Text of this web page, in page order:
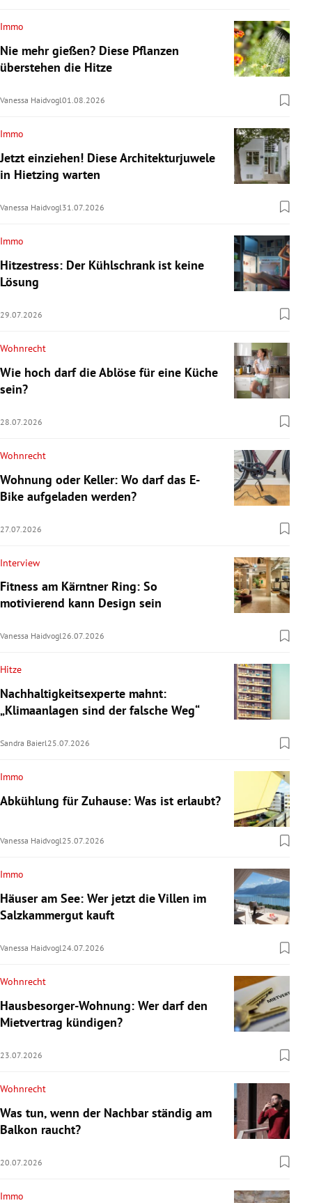
Immo
Nie mehr gießen? Diese Pflanzen
überstehen die Hitze
Vanessa Haidvogl01.08.2026
Immo
Jetzt einziehen! Diese Architekturjuwele
in Hietzing warten
Vanessa Haidvogl 31.07.2026
Immo
Hitzestress: Der Kühlschrank ist keine
Lösung
29.07.2026
Wohnrecht
Wie hoch darf die Ablöse für eine Küche
sein?
28.07.2026
Wohnrecht
Wohnung oder Keller: Wo darf das E-
Bike aufgeladen werden?
27.07.2026
Interview
Fitness am Kärntner Ring: So
motivierend kann Design sein
Vanessa Haidvogl26.07.2026
Hitze
Nachhaltigkeitsexperte mahnt:
„Klimaanlagen sind der falsche Weg“
Sandra Baierl25.07.2026
Immo
Abkühlung für Zuhause: Was ist erlaubt?
Vanessa Haidvogl25.07.2026
Immo
Häuser am See: Wer jetzt die Villen im
Salzkammergut kauft
Vanessa Haidvogl24.07.2026
Wohnrecht
Hausbesorger-Wohnung: Wer darf den
Mietvertrag kündigen?
23.07.2026
Wohnrecht
Was tun, wenn der Nachbar ständig am
Balkon raucht?
20.07.2026
Immo